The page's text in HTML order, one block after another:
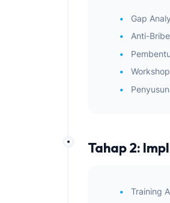
Gap
Anti-
Tahap 2:
Training